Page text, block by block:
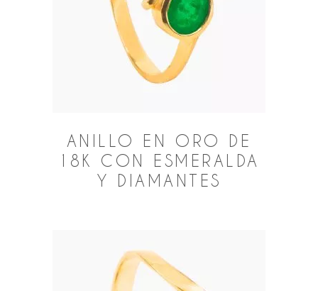
ANILLO EN ORO DE
18K CON ESMERALDA
Y DIAMANTES